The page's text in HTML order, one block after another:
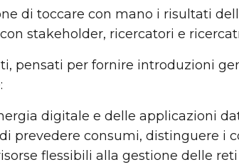
di toccare con mano i risultati
stakeholder, ricercatori e
pensati per fornire introduzioni
digitale e delle applicazioni
prevedere consumi, distinguere i
flessibili alla gestione delle reti